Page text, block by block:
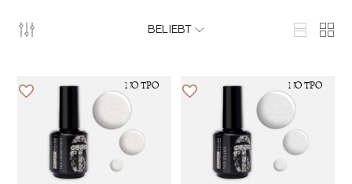
Dame
Auswahl
Formen
BELIEBT
NO TPO NO TPO